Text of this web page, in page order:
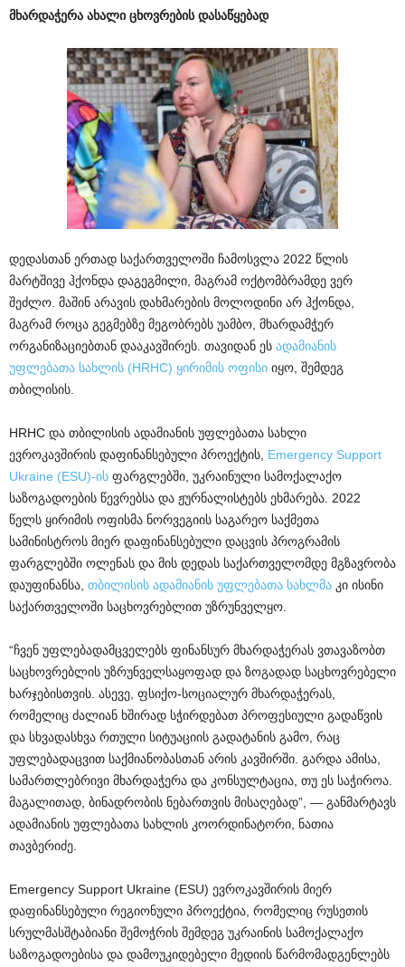
მხარდაჭერა ახალი ცხოვრების დასაწყებად
დედასთან ერთად საქართველოში ჩამოსვლა 2022 წლის
მარტშივე ჰქონდა დაგეგმილი, მაგრამ ოქტომბრამდე ვერ
შეძლო. მაშინ არავის დახმარების მოლოდინი არ ჰქონდა,
მაგრამ როცა გეგმებზე მეგობრებს უამბო, მხარდამჭერ
ორგანიზაციებთან დააკავშირეს. თავიდან ეს ადამიანის
უფლებათა სახლის (HRHC) ყირიმის ოფისი იყო, შემდეგ
თბილისის.
HRHC და თბილისის ადამიანის უფლებათა სახლი
ევროკავშირის დაფინანსებული პროექტის, Emergency Support
Ukraine (ESU)-ის ფარგლებში, უკრაინული სამოქალაქო
საზოგადოების წევრებსა და ჟურნალისტებს ეხმარება. 2022
წელს ყირიმის ოფისმა ნორვეგიის საგარეო საქმეთა
სამინისტროს მიერ დაფინანსებული დაცვის პროგრამის
ფარგლებში ოლენას და მის დედას საქართველომდე მგზავრობა
დაუფინანსა, თბილისის ადამიანის უფლებათა სახლმა კი ისინი
საქართველოში საცხოვრებლით უზრუნველყო.
“ჩვენ უფლებადამცველებს ფინანსურ მხარდაჭერას ვთავაზობთ
საცხოვრებლის უზრუნველსაყოფად და ზოგადად საცხოვრებელი
ხარჯებისთვის. ასევე, ფსიქო-სოციალურ მხარდაჭერას,
რომელიც ძალიან ხშირად სჭირდებათ პროფესიული გადაწვის
და სხვადასხვა რთული სიტუაციის გადატანის გამო, რაც
უფლებადაცვით საქმიანობასთან არის კავშირში. გარდა ამისა,
სამართლებრივი მხარდაჭერა და კონსულტაცია, თუ ეს საჭიროა.
მაგალითად, ბინადრობის ნებართვის მისაღებად”, — განმარტავს
ადამიანის უფლებათა სახლის კოორდინატორი, ნათია
თავბერიძე.
Emergency Support Ukraine (ESU) ევროკავშირის მიერ
დაფინანსებული რეგიონული პროექტია, რომელიც რუსეთის
სრულმასშტაბიანი შემოჭრის შემდეგ უკრაინის სამოქალაქო
საზოგადოებისა და დამოუკიდებელი მედიის წარმომადგენლებს